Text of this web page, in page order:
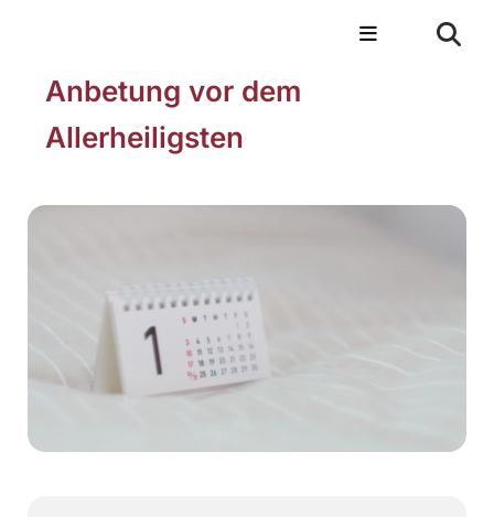
Anbetung vor dem
Allerheiligsten